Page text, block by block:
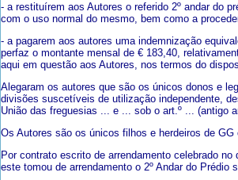
- a restituírem aos Autores o referido 2º andar do
com o uso normal do mesmo, bem como a
- a pagarem aos autores uma indemnização
perfaz o montante mensal de € 183,40,
aqui em questão aos Autores, nos termos do
Alegaram os autores que são os únicos donos e
divisões suscetíveis de utilização independente,
União das freguesias ... e ... sob o art.º ... (antigo
Os Autores são os únicos filhos e herdeiros de GG
Por contrato escrito de arrendamento celebrado
este tomou de arrendamento o 2º Andar do